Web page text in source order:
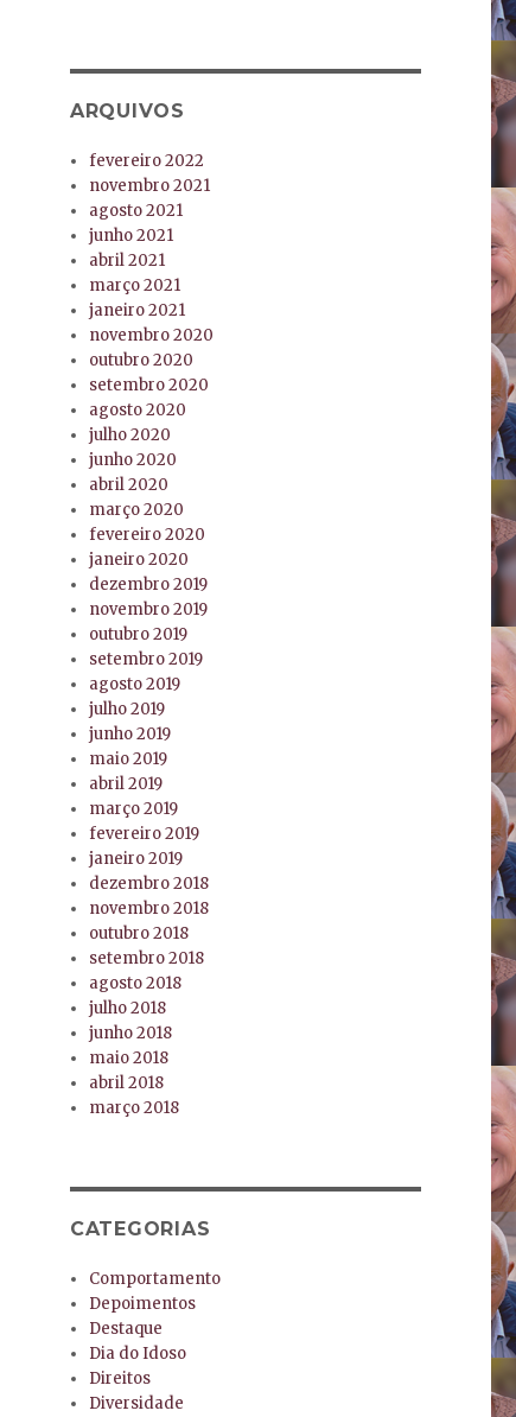
ARQUIVOS
fevereiro 2022
novembro 2021
agosto 2021
junho 2021
abril 2021
março 2021
janeiro 2021
novembro 2020
outubro 2020
setembro 2020
agosto 2020
julho 2020
junho 2020
abril 2020
março 2020
fevereiro 2020
janeiro 2020
dezembro 2019
novembro 2019
outubro 2019
setembro 2019
agosto 2019
julho 2019
junho 2019
maio 2019
abril 2019
março 2019
fevereiro 2019
janeiro 2019
dezembro 2018
novembro 2018
outubro 2018
setembro 2018
agosto 2018
julho 2018
junho 2018
maio 2018
abril 2018
março 2018
CATEGORIAS
Comportamento
Depoimentos
Destaque
Dia do Idoso
Direitos
Diversidade